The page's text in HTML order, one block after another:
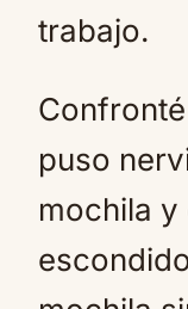
trabajo.
puso
mochila